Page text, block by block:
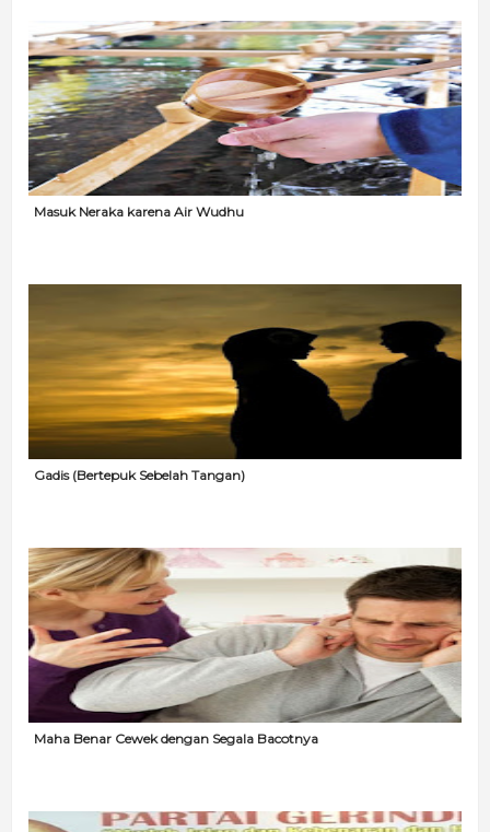
Masuk Neraka karena Air Wudhu
Gadis (Bertepuk Sebelah Tangan)
Maha Benar Cewek dengan Segala Bacotnya